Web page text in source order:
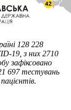
128 228
19, з них 2710
зафіксовано
697 тестувань